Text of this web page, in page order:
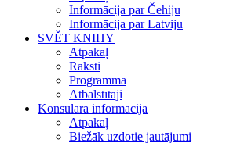
Informācija par Čehiju
Informācija par Latviju
SVĚT KNIHY
Atpakaļ
Raksti
Programma
Atbalstītāji
Konsulārā informācija
Atpakaļ
Biežāk uzdotie jautājumi